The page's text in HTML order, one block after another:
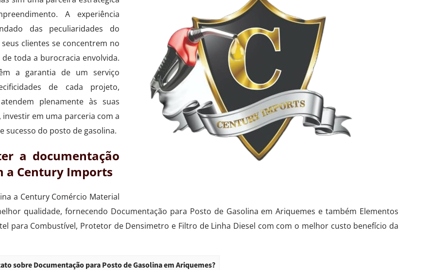
A experiência
das peculiaridades do
clientes se concentrem no
toda a burocracia envolvida.
a garantia de um serviço
de cada projeto,
plenamente às suas
investir em uma parceria com a
sucesso do posto de gasolina.
a documentação
a Century Imports
a Century Comércio Material
qualidade, fornecendo Documentação para Posto de Gasolina em Ariquemes e também Elementos
para Combustível, Protetor de Densimetro e Filtro de Linha Diesel com com o melhor custo benefício da
sobre Documentação para Posto de Gasolina em Ariquemes?